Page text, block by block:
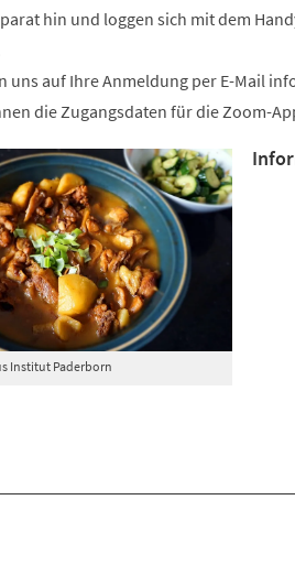
hin und loggen sich mit dem
uns auf Ihre Anmeldung per E-Mail
die Zugangsdaten für die Zoom-
Institut Paderborn